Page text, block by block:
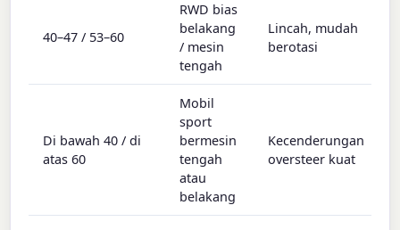
40–47 / 53–60
RWD bias
belakang
/ mesin
tengah
Lincah, mudah
berotasi
Di bawah 40 / di
atas 60
Mobil
sport
bermesin
tengah
atau
belakang
Kecenderungan
oversteer kuat